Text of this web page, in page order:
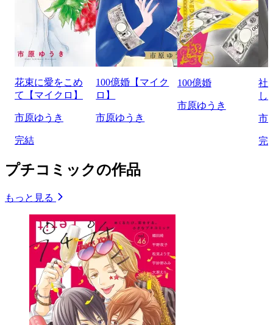
花束に愛をこめ
て【マイクロ】
市原ゆうき
完結
100億婚【マイク
ロ】
市原ゆうき
100億婚
市原ゆうき
社
し
市
完
プチコミックの作品
もっと見る